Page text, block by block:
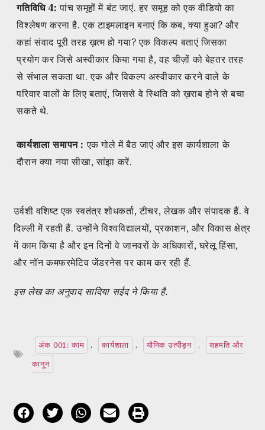
गतिविधि 4: पांच समूहों में बंट जाएं. हर समूह को एक वीडियो का
विश्लेषण करना है. एक टाइमलाइन बनाएं कि कब, क्या हुआ? और
कहां संवाद पूरी तरह ख़त्म हो गया? एक विकल्प बताएं जिसका
प्रयोग कर जिसे अस्वीकार किया गया है, वह चीज़ों को बेहतर तरह
से संभाल सकता था. एक और विकल्प अस्वीकार करने वाले के
परिवार वालों के लिए बताएं, जिससे वे स्थिति को ख़राब होने से बचा
सकते थे.
कार्यशाला समापन : एक गोले में बैठ जाएं और इस कार्यशाला के
दौरान क्या नया सीखा, सांझा करें.
उर्वशी वशिष्ट एक स्वतंत्र शोधकर्ता, टीचर, लेखक और संपादक हैं. वे
दिल्ली में रहती हैं. उन्होंने विश्वविद्यालयों, प्रकाशन, और विकास क्षेत्र
में काम किया है और इन दिनों वे जानवरों के अधिकारों, घरेलू हिंसा,
और नॉन कमफरमेटिव जेंडरनेस पर काम कर रही हैं.
इस लेख का अनुवाद सादिया सईद ने किया है.
अंक 001: काम , कार्यशाला , यौनिक उत्पीड़न ,
सहमति और
कानून